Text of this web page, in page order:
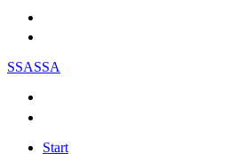
SSASSA
Start